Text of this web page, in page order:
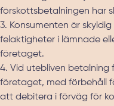
förskottsbetalningen har
3. Konsumenten är
felaktigheter i lämnade
företaget.
4. Vid utebliven betalning
företaget, med förbehåll
att debitera i förväg för